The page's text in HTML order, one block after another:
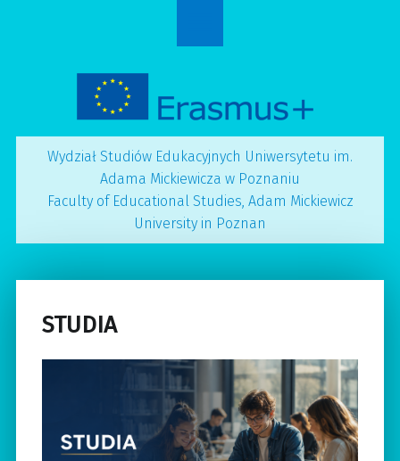
t
Wydział Studiów Edukacyjnych Uniwersytetu im.
Adama Mickiewicza w Poznaniu
Faculty of Educational Studies, Adam Mickiewicz
University in Poznan
STUDIA